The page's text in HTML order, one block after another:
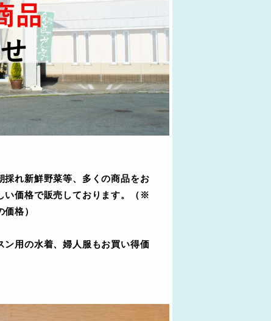
採れ新鮮野菜等、多くの商品をお
い価格で販売しております。（※
格）
ン用の水着、婦人服もお買い得価